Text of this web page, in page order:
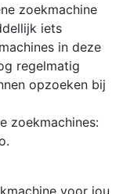
zoekmachine
iets
in deze
regelmatig
opzoeken bij
zoekmachines:
voor jou